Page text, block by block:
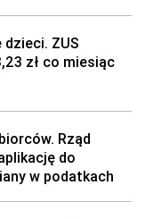
ZUS
zł co miesiąc
Rząd
do
w podatkach